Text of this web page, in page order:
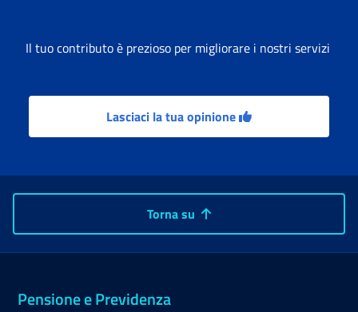
Il tuo contributo è prezioso per migliorare i nostri servizi
Lasciaci la tua opinione
Torna su
Pensione e Previdenza